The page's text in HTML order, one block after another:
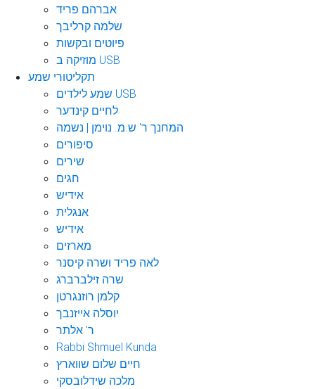
אברהם פריד
שלמה קרליבך
פיוטים ובקשות
מוזיקה ב USB
תקליטורי שמע
שמע לילדים USB
לחיים קינדער
המחנך ר' ש.מ. נוימן | נשמה
סיפורים
שירים
חגים
אידיש
אנגלית
אידיש
מארזים
לאה פריד ושרה קיסנר
שרה זילברברג
קלמן רוזנגרטן
יוסלה אייזנבך
ר' אלתר
Rabbi Shmuel Kunda
חיים שלום שווארץ
מלכה שידלובסקי